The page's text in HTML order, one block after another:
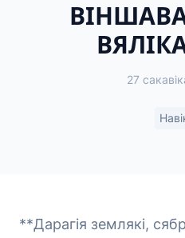
27
**Дарагія землякі,